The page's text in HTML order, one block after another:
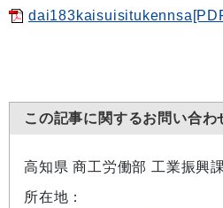
この記事に関するお問い合わ
高知県 商工労働部 工業振興課
所在地：